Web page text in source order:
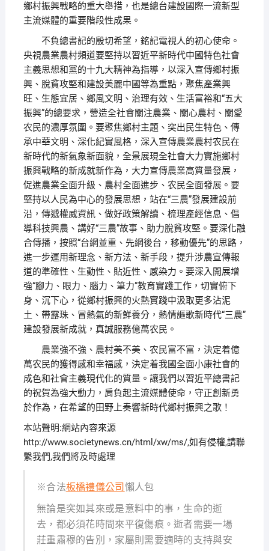
鄉村振興戰略的重大舉措，也是總台建設國際一流新型
主流媒體的重要階段性成果。
不負總書記的殷切希望，銘記電視人的初心使命。
央視農業農村頻道要堅持以習近平新時代中國特色社會
主義思想和黨的十九大精神為指導，以深入宣傳鄉村振
興、脫貧攻堅和建設美麗中國等為重點，聚焦產業興
旺、生態宜居、鄉風文明、治理有效、生活富裕和“五大
振興”的總要求，營造全社會關注農業、關心農村、關愛
农民的濃厚氛圍。要聚焦鄉村主題、突出民生特色、傳
承中華文明、深化紀實風格，深入宣傳農業農村农民在
新時代的新氣象新面貌，全景展現全社會大力實施鄉村
振興戰略的新成就新作為，大力宣傳農業高質量發展，
促進農業全面升級、農村全面進步、农民全面發展。要
堅持以人民為中心的發展思想，站在“三農”發展建設前
沿，傳遞權威資訊、做好政策解讀、梳理產經信息、倡
導科技興農、講好“三農”故事、助力脫貧攻堅。要深化融
合傳播，按照“台網並重、先網後台，移動優先”的思路，
進一步運用新理念、新方法、新手段，提升涉農宣傳報
道的準確性、生動性、貼近性、感染力。要深入開展增
強“腳力、眼力、腦力、筆力”教育實踐工作，切實俯下
身、沉下心，從鄉村振興的火熱實踐中汲取更多沾泥
土、帶露珠、冒熱氣的新鮮養分，熱情謳歌新時代“三農”
建設發展新成就，真誠服務億萬农民。
農業強不強、農村美不美、农民富不富，決定着億
萬农民的獲得感和幸福感，決定着我國全面小康社會的
成色和社會主義現代化的質量。讓我們以習近平總書記
的祝賀為強大動力，肩負起主流媒體使命，守正創新勇
於作為，在希望的田野上奏響新時代鄉村振興之歌！
本站聲明:網站內容來源
http://www.societynews.cn/html/xw/ms/,如有侵權,請聯
繫我們,我們將及時處理
※合法板橋禮儀公司 懶人包
無論是突如其來或是意料中的事，生命的逝
去，都必須花時間來平復傷痕。逝者需要一場
莊重肅穆的告別，家屬則需要適時的支持與安